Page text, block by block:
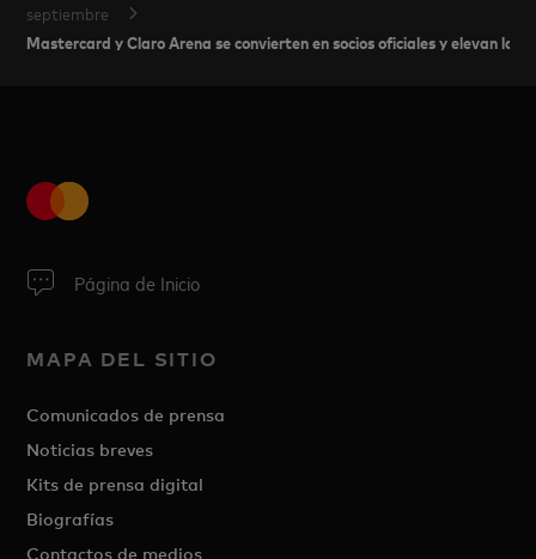
septiembre
Mastercard y Claro Arena se convierten en socios oficiales y elevan la
Página de Inicio
MAPA DEL SITIO
Comunicados de prensa
Noticias breves
Kits de prensa digital
Biografías
Contactos de medios